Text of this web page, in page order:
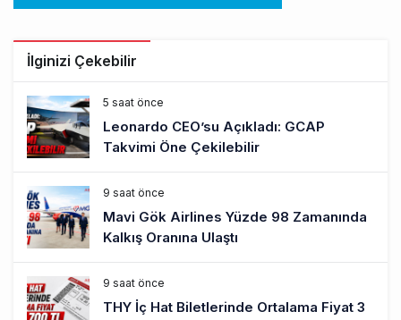
İlginizi Çekebilir
5 saat önce
Leonardo CEO’su Açıkladı: GCAP
Takvimi Öne Çekilebilir
9 saat önce
Mavi Gök Airlines Yüzde 98 Zamanında
Kalkış Oranına Ulaştı
9 saat önce
THY İç Hat Biletlerinde Ortalama Fiyat 3